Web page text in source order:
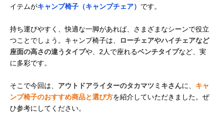
イテムがキャンプ椅子（キャンプチェア） です。
持ち運びやすく、快適な一脚があれば、さまざまなシーンで役立
つことでしょう。キャンプ椅子は、
ローチェアやハイチェアなど
座面の高さの違うタイプや、2人で座れるベンチタイプなど、実
に多彩です。
そこで今回は、 アウトドアライターのタカマツミキさんに、 キャ
ンプ椅子のおすすめ商品と選び方を紹介していただきました。ぜ
ひ参考にしてください。